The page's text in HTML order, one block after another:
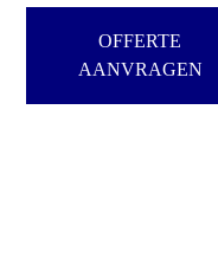
OFFERTE
AANVRAGEN